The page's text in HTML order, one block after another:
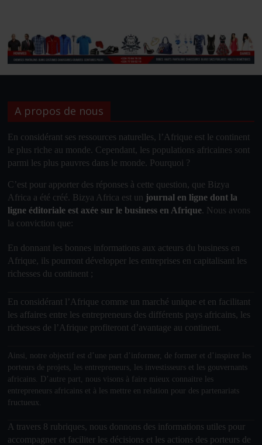
A propos de nous
En considérant ses ressources naturelles, l’Afrique est le continent
le plus riche au monde. Cependant, les populations africaines sont
parmi les plus pauvres dans le monde. Pourquoi ?
C’est pour apporter des réponses à cette question, que Bizya
Africa a été créé. Bizya Africa est un journal en ligne dont la
ligne éditoriale est axée sur le business en Afrique. Nous avons
la conviction que:
En donnant les bonnes informations aux acteurs du business en
Afrique, ils pourront développer les entreprises en capitalisant les
richesses du continent ;
En considérant l’Afrique comme un marché unique et en facilitant
les affaires entre les entrepreneurs des différents pays africains, les
richesses de l’Afrique profiteront d’avantage au continent.
Ainsi, notre objectif est d’une part d’informer, de former et d’inspirer les
porteurs de projets, les entrepreneurs, les investisseurs et les gouvernants
africains. D’autre part, nous visons à faire mieux connaitre les
entrepreneurs africains et à les mettre en relation pour des partenariats
fructueux.
A travers 8 rubriques, nous donnons des informations utiles pour
accompagner et faciliter les décisions et les actions des porteurs de